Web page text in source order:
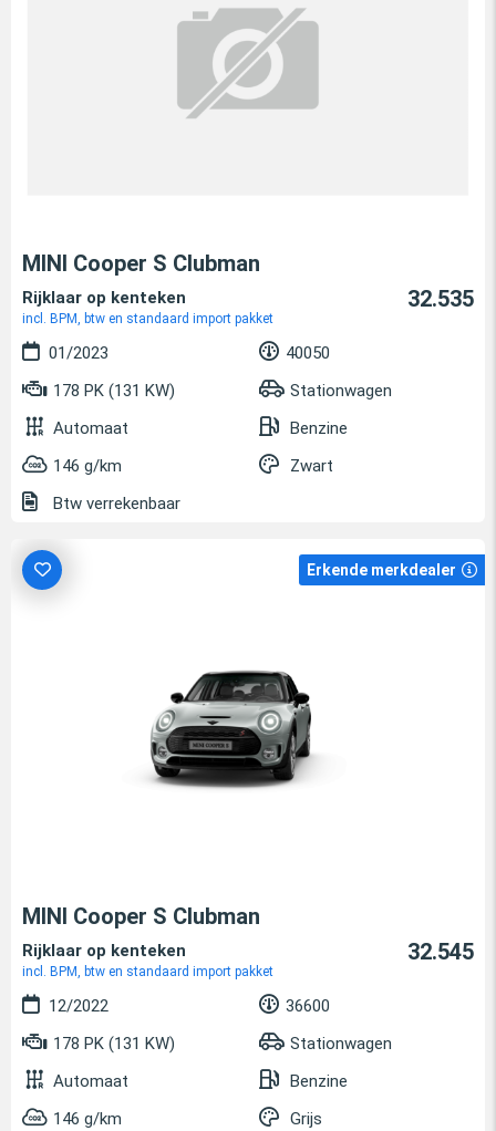
MINI Cooper S Clubman
Rijklaar op kenteken
incl. BPM, btw en standaard import pakket
32.535
01/2023
40050
178 PK (131 KW)
Stationwagen
Automaat
Benzine
146 g/km
Zwart
Btw verrekenbaar
Erkende merkdealer
MINI Cooper S Clubman
Rijklaar op kenteken
incl. BPM, btw en standaard import pakket
32.545
12/2022
36600
178 PK (131 KW)
Stationwagen
Automaat
Benzine
146 g/km
Grijs